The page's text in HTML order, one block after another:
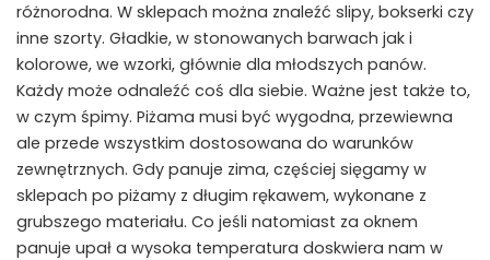
różnorodna. W sklepach można znaleźć slipy, bokserki czy
inne szorty. Gładkie, w stonowanych barwach jak i
kolorowe, we wzorki, głównie dla młodszych panów.
Każdy może odnaleźć coś dla siebie. Ważne jest także to,
w czym śpimy. Piżama musi być wygodna, przewiewna
ale przede wszystkim dostosowana do warunków
zewnętrznych. Gdy panuje zima, częściej sięgamy w
sklepach po piżamy z długim rękawem, wykonane z
grubszego materiału. Co jeśli natomiast za oknem
panuje upał a wysoka temperatura doskwiera nam w